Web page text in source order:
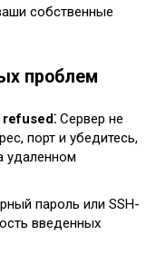
собственные
проблем
Сервер не
порт и убедитесь,
удаленном
пароль или SSH-
введенных